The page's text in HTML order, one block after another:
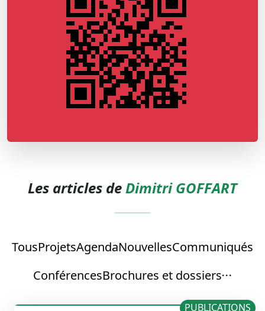
Les articles deDimitri GOFFART
TousProjetsAgendaNouvellesCommuniqués
ConférencesBrochures et dossiers
PUBLICATIONS